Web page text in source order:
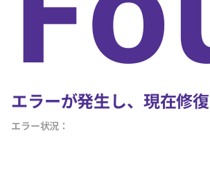
エラーが発生し、現在修復
エラー状況：